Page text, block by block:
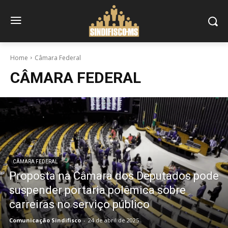
Home Câmara Federal
CÂMARA FEDERAL
CÂMARA FEDERAL
Proposta na Câmara dos Deputados pode
suspender portaria polêmica sobre
carreiras no serviço público
Comunicação Sindifisco - 24 de abril de 2025